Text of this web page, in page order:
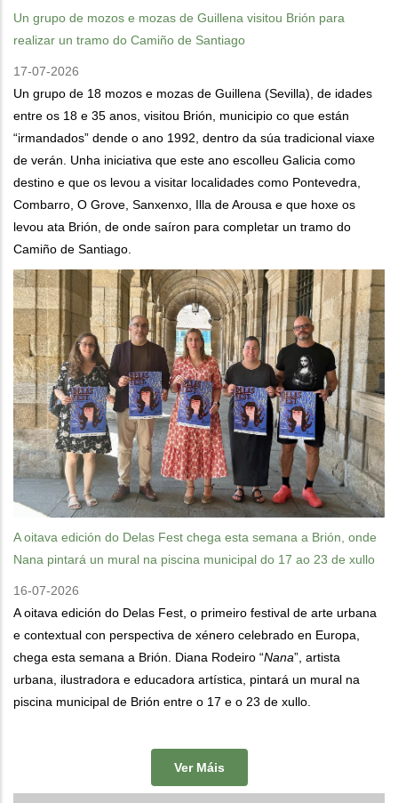
Un grupo de mozos e mozas de Guillena visitou Brión para
realizar un tramo do Camiño de Santiago
17-07-2026
Un grupo de 18 mozos e mozas de Guillena (Sevilla), de idades
entre os 18 e 35 anos, visitou Brión, municipio co que están
“irmandados” dende o ano 1992, dentro da súa tradicional viaxe
de verán. Unha iniciativa que este ano escolleu Galicia como
destino e que os levou a visitar localidades como Pontevedra,
Combarro, O Grove, Sanxenxo, Illa de Arousa e que hoxe os
levou ata Brión, de onde saíron para completar un tramo do
Camiño de Santiago.
A oitava edición do Delas Fest chega esta semana a Brión, onde
Nana pintará un mural na piscina municipal do 17 ao 23 de xullo
16-07-2026
A oitava edición do Delas Fest, o primeiro festival de arte urbana
e contextual con perspectiva de xénero celebrado en Europa,
chega esta semana a Brión. Diana Rodeiro “Nana”, artista
urbana, ilustradora e educadora artística, pintará un mural na
piscina municipal de Brión entre o 17 e o 23 de xullo.
Ver Máis